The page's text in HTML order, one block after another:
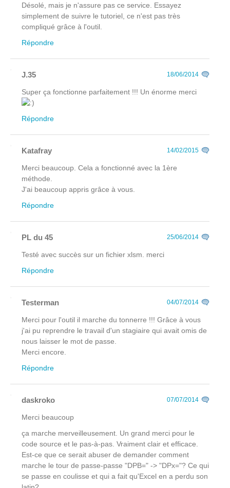
Désolé, mais je n'assure pas ce service. Essayez
simplement de suivre le tutoriel, ce n'est pas très
compliqué grâce à l'outil.
Répondre
J.35 18/06/2014
Super ça fonctionne parfaitement !!! Un énorme merci
Répondre
Katafray 14/02/2015
Merci beaucoup. Cela a fonctionné avec la 1ère
méthode.
J'ai beaucoup appris grâce à vous.
Répondre
PL du 45 25/06/2014
Testé avec succès sur un fichier xlsm. merci
Répondre
Testerman 04/07/2014
Merci pour l'outil il marche du tonnerre !!! Grâce à vous
j'ai pu reprendre le travail d'un stagiaire qui avait omis de
nous laisser le mot de passe.
Merci encore.
Répondre
daskroko 07/07/2014
Merci beaucoup
ça marche merveilleusement. Un grand merci pour le
code source et le pas-à-pas. Vraiment clair et efficace.
Est-ce que ce serait abuser de demander comment
marche le tour de passe-passe "DPB=" -> "DPx="? Ce qui
se passe en coulisse et qui a fait qu'Excel en a perdu son